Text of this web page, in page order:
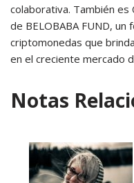
colaborativa. También
de BELOBABA FUND,
criptomonedas que
en el creciente mercado
Notas